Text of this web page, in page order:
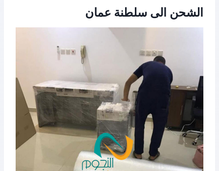
الشحن الى سلطنة عمان